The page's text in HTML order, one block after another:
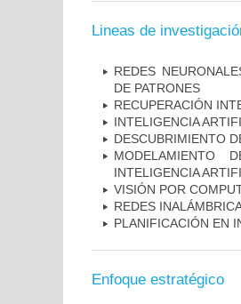
Lineas de
REDES
DE PATRONES
RECUPERACIÓN
INTELIGENCIA
DESCUBRIMIENTO
MODELAMIENTO
INTELIGENCIA
VISIÓN POR
REDES
PLANIFICACIÓN EN
Enfoque estratégico